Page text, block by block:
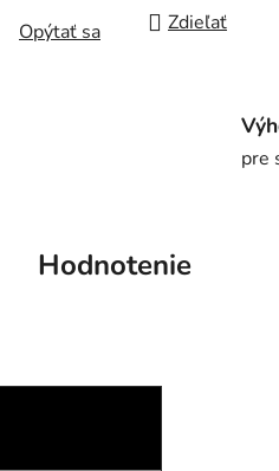
Opýtať sa Zdieľať
pre
Hodnotenie